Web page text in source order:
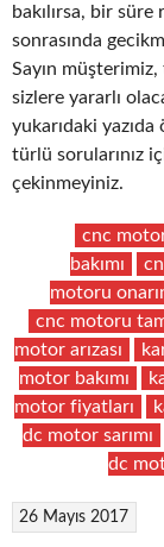
bakılırsa, bir
sonrasında
Sayın
sizlere yararlı
yukarıdaki yazıda
türlü sorularınız
çekinmeyiniz.
cnc
bakımı
motoru
cnc motoru
motor arızası
motor bakımı
motor fiyatları
dc motor sarımı
dc
26 Mayıs 2017